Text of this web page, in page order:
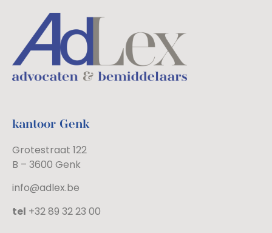
kantoor Genk
Grotestraat 122
B – 3600 Genk
info@adlex.be
tel +32 89 32 23 00